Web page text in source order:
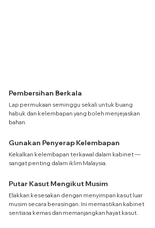
Pembersihan Berkala
Lap permukaan seminggu sekali untuk buang
habuk dan kelembapan yang boleh menjejaskan
bahan.
Gunakan Penyerap Kelembapan
Kekalkan kelembapan terkawal dalam kabinet —
sangat penting dalam iklim Malaysia.
Putar Kasut Mengikut Musim
Elakkan kesesakan dengan menyimpan kasut luar
musim secara berasingan. Ini memastikan kabinet
sentiasa kemas dan memanjangkan hayat kasut.